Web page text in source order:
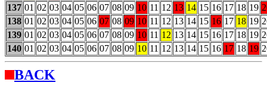
137 01 02 03 04 05 06 07 08 09 10 11 12 13 14 15 16 17 18 19
138 01 02 03 04 05 06 07 08 09 10 11 12 13 14 15 16 17 18 19
139 01 02 03 04 05 06 07 08 09 10 11 12 13 14 15 16 17 18 19
140 01 02 03 04 05 06 07 08 09 10 11 12 13 14 15 16 17 18 19
BACK